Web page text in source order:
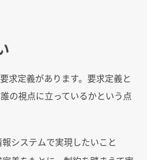
求定義があります。要求定義と
の視点に立っているかという点
システムで実現したいこと